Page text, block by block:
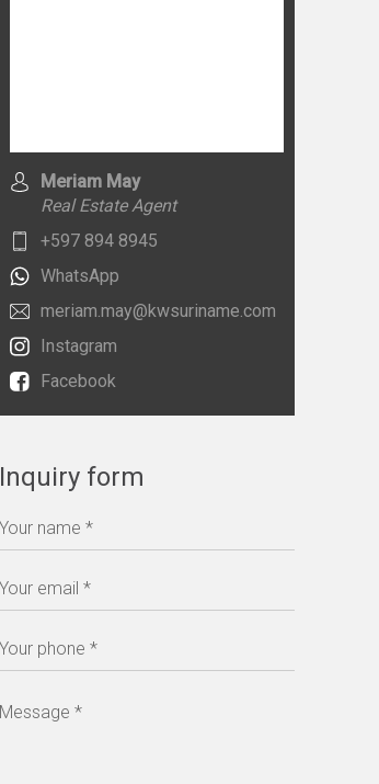
Meriam May
Real Estate Agent
+597 894 8945
WhatsApp
meriam.may@kwsuriname.com
Instagram
Facebook
Inquiry form